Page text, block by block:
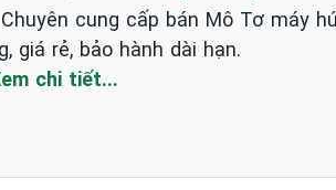
cung cấp bán Mô Tơ máy
giá rẻ, bảo hành dài hạn.
chi tiết...